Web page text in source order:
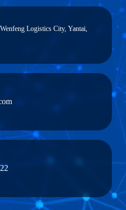
Logistics City, Yantai,